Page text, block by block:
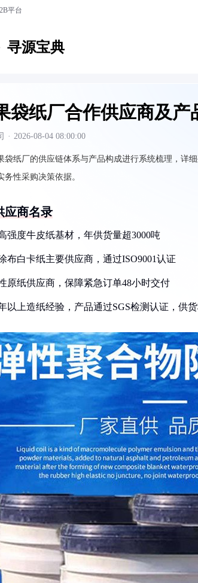
平台
寻源宝典
袋纸厂合作供应商及产
· 2026-08-04 08:00:00
袋纸厂的供应链体系与产品构成进行系统梳理，详
性采购决策依据。
应商名录
强度牛皮纸基材，年供货量超3000吨
布白卡纸主要供应商，通过ISO9001认证
原纸供应商，保障紧急订单48小时交付
以上造纸经验，产品通过SGS检测认证，供货